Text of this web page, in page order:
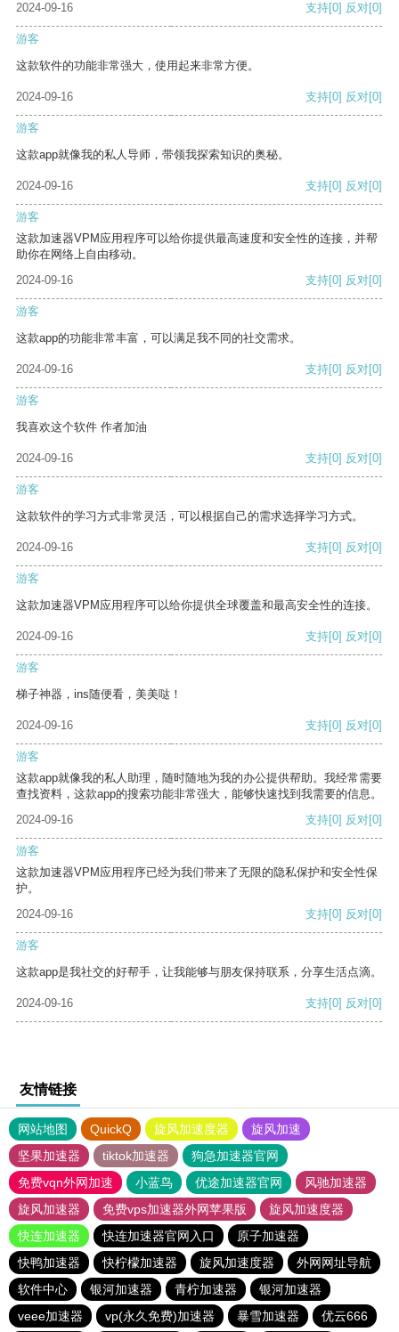
2024-09-16 支持[0] 反对[0]
游客
这款软件的功能非常强大，使用起来非常方便。
2024-09-16 支持[0] 反对[0]
游客
这款app就像我的私人导师，带领我探索知识的奥秘。
2024-09-16 支持[0] 反对[0]
游客
这款加速器VPM应用程序可以给你提供最高速度和安全性的连接，并帮
助你在网络上自由移动。
2024-09-16
支持[0] 反对[0]
游客
这款app的功能非常丰富，可以满足我不同的社交需求。
2024-09-16 支持[0] 反对[0]
游客
我喜欢这个软件 作者加油
2024-09-16 支持[0] 反对[0]
游客
这款软件的学习方式非常灵活，可以根据自己的需求选择学习方式。
2024-09-16 支持[0] 反对[0]
游客
这款加速器VPM应用程序可以给你提供全球覆盖和最高安全性的连接。
2024-09-16 支持[0] 反对[0]
游客
梯子神器，ins随便看，美美哒！
2024-09-16 支持[0] 反对[0]
游客
这款app就像我的私人助理，随时随地为我的办公提供帮助。我经常需要
查找资料，这款app的搜索功能非常强大，能够快速找到我需要的信息。
2024-09-16
支持[0] 反对[0]
游客
这款加速器VPM应用程序已经为我们带来了无限的隐私保护和安全性保
护。
2024-09-16
支持[0] 反对[0]
游客
这款app是我社交的好帮手，让我能够与朋友保持联系，分享生活点滴。
2024-09-16 支持[0] 反对[0]
友情链接
网站地图 QuickQ 旋风加速度器
旋风加速
坚果加速器
tiktok加速器
狗急加速器官网
免费vqn外网加速
小蓝鸟 优途加速器官网
风驰加速器
旋风加速器
免费vps加速器外网苹果版
旋风加速度器
快连加速器
快连加速器官网入口
原子加速器
快鸭加速器
快柠檬加速器 旋风加速度器
外网网址导航
软件中心
银河加速器 青柠加速器
银河加速器
veee加速器
vp(永久免费)加速器 暴雪加速器 优云666